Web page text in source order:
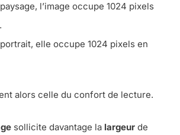
l’image occupe 1024 pixels
elle occupe 1024 pixels en
alors celle du confort de lecture.
sollicite davantage la largeur de